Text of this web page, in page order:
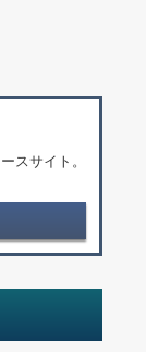
スサイト。